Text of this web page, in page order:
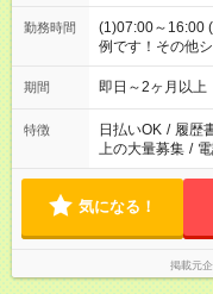
勤務時間
(1)07:00～16:00
例です！その他
期間 即日～2ヶ月以上
特徴 日払いOK / 履歴
上の大量募集 /
気になる！
掲載元